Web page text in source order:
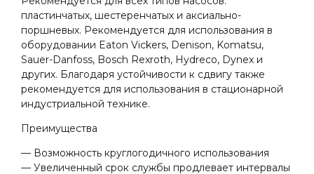
пластинчатых, шестеренчатых и аксиально-
поршневых. Рекомендуется для использования в
оборудовании Eaton Vickers, Denison, Komatsu,
Sauer-Danfoss, Bosch Rexroth, Hydreco, Dynex и
других. Благодаря устойчивости к сдвигу также
рекомендуется для использования в стационарной
индустриальной технике.
Преимущества
— Возможность круглогодичного использования
— Увеличенный срок службы продлевает интервалы